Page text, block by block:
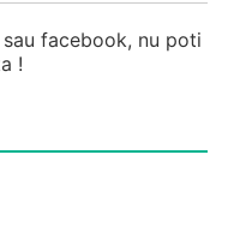
facebook, nu poti
!